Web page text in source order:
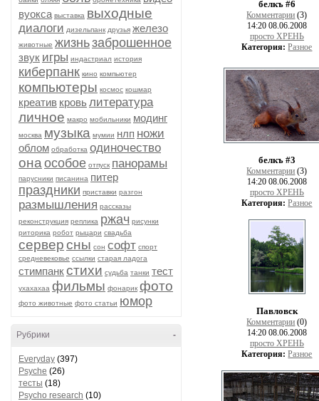
вуокса выставка выходные
диалоги дизельпанк друзья железо
животные жизньзаброшенное
звук игры индастриал история
киберпанк кино компьютер
компьютеры космос кошмар
креатив кровьлитература
личное макро мобильники модинг
москва музыка мумии нлп ножи
облом обработка одиночество
она особое отпуск панорамы
парусники писанина питер
праздники приставки разгон
размышления рассказы
реконструкция реплика ржач рисунки
риторика робот рыцари свадьба
серверсны сон софт спорт
средневековье ссылки старая ладога
стимпанкстихи судьба танки тест
ухахахаа фильмы фонарик фото
фото животные фото статьи юмор
-
Рубрики
Everyday (397)
Psyche (26)
тесты (18)
Psycho research (10)
белкъ #6
Комментарии (3)
14:20 08.06.2008
просто ХРЕНЬ
Категория: Разное
белкъ #3
Комментарии (3)
14:20 08.06.2008
просто ХРЕНЬ
Категория: Разное
Павловск
Комментарии (0)
14:20 08.06.2008
просто ХРЕНЬ
Категория: Разное